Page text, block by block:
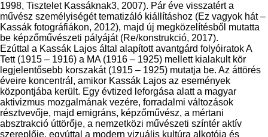
1998, Tisztelet Kassáknak3, 2007). Pár éve visszatért a
művész személyiségét tematizáló kiállításhoz (Ez vagyok hát –
Kassák fotográfiákon, 2012), majd új megközelítésből mutatta
be képzőművészeti pályáját (Re/konstrukció, 2017).
Ezúttal a Kassák Lajos által alapított avantgárd folyóiratok A
Tett (1915 – 1916) a MA (1916 – 1925) mellett kialakult kör
legjelentősebb korszakát (1915 – 1925) mutatja be. Az áttörés
éveire koncentrál, amikor Kassák Lajos az események
központjába került. Egy évtized leforgása alatt a magyar
aktivizmus mozgalmának vezére, forradalmi változások
résztvevője, majd emigráns, képzőművész, a mértani
absztrakció úttörője, a nemzetközi művészeti színtér aktív
szereplője, egyúttal a modern vizuális kultúra alkotója és